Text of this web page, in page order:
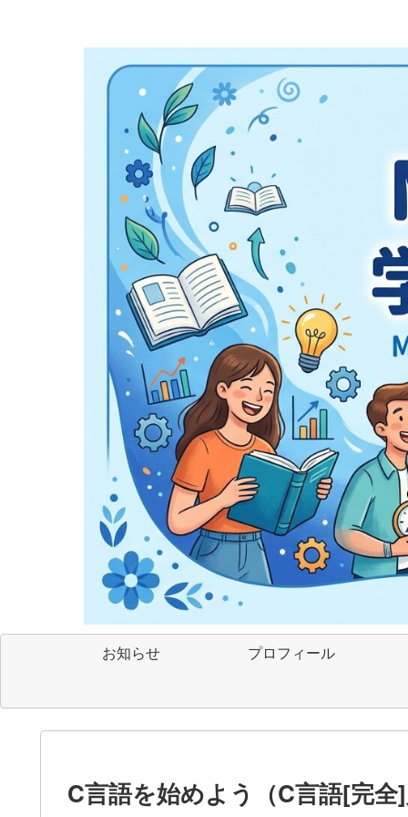
お知らせ プロフィール
C言語を始めよう（C言語[完全